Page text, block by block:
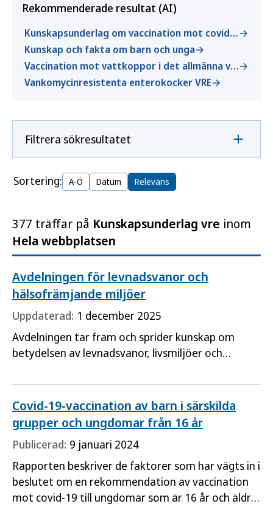
Rekommenderade resultat (AI)
Kunskapsunderlag om vaccination mot covid-19
Kunskap och fakta om barn och unga
Vaccination mot vattkoppor i det allmänna vaccinationsprogrammet för barn
Vankomycinresistenta enterokocker VRE
Filtrera sökresultatet
Sortering: A-Ö Datum Relevans
377 träffar på Kunskapsunderlag vre inom
Hela webbplatsen
Avdelningen för levnadsvanor och
hälsofrämjande miljöer
Uppdaterad: 1 december 2025
Avdelningen tar fram och sprider kunskap om
betydelsen av levnadsvanor, livsmiljöer och
tillsyn och ger tillsynsvägledning utifrån vissa
skyddslagstiftningar, utfärdar tillstånd för vissa
bekämpningsmedel och utreder klassificering av
narkotika och
Covid-19-vaccination av barn i särskilda
grupper och ungdomar från 16 år
Publicerad: 9 januari 2024
Rapporten beskriver de faktorer som har vägts in i
beslutet om en rekommendation av vaccination
mot covid-19 till ungdomar som är 16 år och äldre,